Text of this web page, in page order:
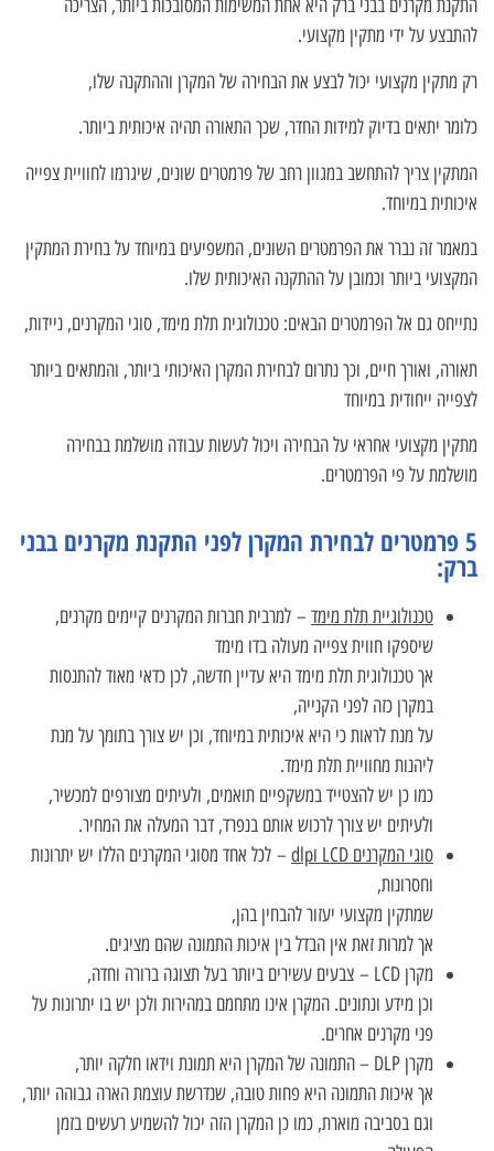
התקנת מקרנים בבני ברק היא אחת המשימות המסובכות ביותר, הצריכה
להתבצע על ידי מתקין מקצועי.
רק מתקין מקצועי יכול לבצע את הבחירה של המקרן וההתקנה שלו,
כלומר יתאים בדיוק למידות החדר, שכך התאורה תהיה איכותית ביותר.
המתקין צריך להתחשב במגוון רחב של פרמטרים שונים, שיגרמו לחוויית צפייה
איכותית במיוחד.
במאמר זה נברר את הפרמטרים השונים, המשפיעים במיוחד על בחירת המתקין
המקצועי ביותר וכמובן על ההתקנה האיכותית שלו.
נתייחס גם אל הפרמטרים הבאים: טכנולוגית תלת מימד, סוגי המקרנים, ניידות,
תאורה, ואורך חיים, וכך נתרום לבחירת המקרן האיכותי ביותר, והמתאים ביותר
לצפייה ייחודית במיוחד
מתקין מקצועי אחראי על הבחירה ויכול לעשות עבודה מושלמת בבחירה
מושלמת על פי הפרמטרים.
5 פרמטרים לבחירת המקרן לפני התקנת מקרנים בבני
ברק:
טכנולוגיית תלת מימד – למרבית חברות המקרנים קיימים מקרנים,
שיספקו חווית צפייה מעולה בדו מימד
אך טכנולוגית תלת מימד היא עדיין חדשה, לכן כדאי מאוד להתנסות
במקרן כזה לפני הקנייה,
על מנת לראות כי היא איכותית במיוחד, וכן יש צורך בתומך על מנת
ליהנות מחוויית תלת מימד.
כמו כן יש להצטייד במשקפיים תואמים, ולעיתים מצורפים למכשיר,
ולעיתים יש צורך לרכוש אותם בנפרד, דבר המעלה את המחיר.
סוגי המקרנים LCD וdlp
– לכל אחד מסוגי המקרנים הללו יש יתרונות
וחסרונות,
שמתקין מקצועי יעזור להבחין בהן,
אך למרות זאת אין הבדל בין איכות התמונה שהם מציגים.
מקרן LCD – צבעים עשירים ביותר בעל תצוגה ברורה וחדה,
וכן מידע ונתונים. המקרן אינו מתחמם במהירות ולכן יש בו יתרונות על
פני מקרנים אחרים.
מקרן DLP – התמונה של המקרן היא תמונת וידאו חלקה יותר,
אך איכות התמונה היא פחות טובה, שנדרשת עוצמת הארה גבוהה יותר,
וגם בסביבה מוארת, כמו כן המקרן הזה יכול להשמיע רעשים בזמן